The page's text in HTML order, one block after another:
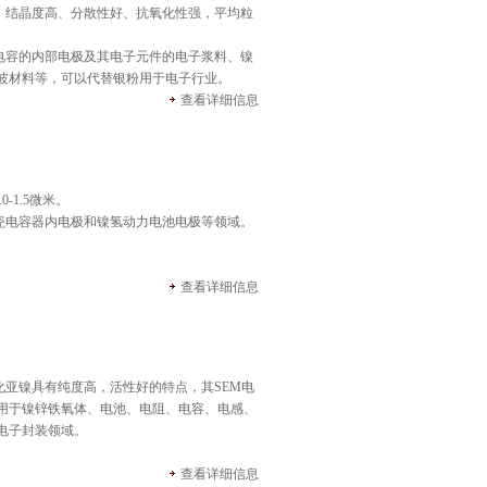
晶度高、分散性好、抗氧化性强 ， 平均粒
的内部电极及其电子元件的电子浆料、镍
料等，可以代替银粉用于电子行业。
查看详细信息
-1.5微米。
容器内电极和镍氢动力电池电极等领域。
查看详细信息
镍具有纯度高，活性好的特点，其SEM电
镍锌铁氧体、电池、电阻、电容、电感、
封装领域。
查看详细信息